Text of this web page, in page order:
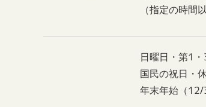
（指定の時間
日曜日・第1
国民の祝日・
年末年始（12/